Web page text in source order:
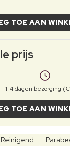
TOE AAN
prijs
1-4 dagen bezorging
TOE AAN
Reinigend